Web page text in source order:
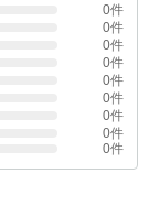
0件
0件
0件
0件
0件
0件
0件
0件
0件